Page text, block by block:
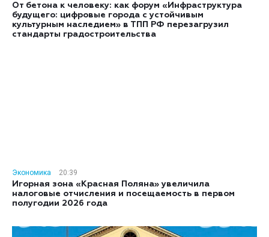
От бетона к человеку: как форум «Инфраструктура
будущего: цифровые города с устойчивым
культурным наследием» в ТПП РФ перезагрузил
стандарты градостроительства
Экономика
20:39
Игорная зона «Красная Поляна» увеличила
налоговые отчисления и посещаемость в первом
полугодии 2026 года